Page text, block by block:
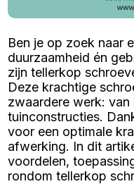
Ben je op zoek naar
duurzaamheid én
zijn tellerkop
Deze krachtige
zwaardere werk:
tuinconstructies.
voor een optimale
afwerking. In dit
voordelen,
rondom tellerkop